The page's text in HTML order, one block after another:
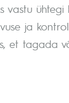
vastu
ja
et tagada